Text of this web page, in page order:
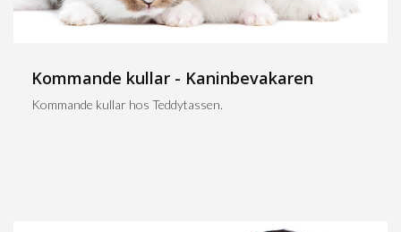
Kommande kullar - Kaninbevakaren
Kommande kullar hos Teddytassen.